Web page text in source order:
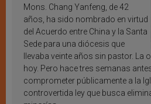
Mons. Chang Yanfeng, de 42
años, ha sido nombrado en virtud
del Acuerdo entre China y la Santa
Sede para una diócesis que
llevaba veinte años sin pastor. La
hoy. Pero hace tres semanas
comprometer públicamente a la
controvertida ley que busca